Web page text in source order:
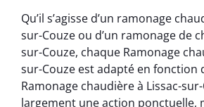
Qu’il s’agisse d’un ramonage
sur-Couze ou d’un ramonage de
sur-Couze, chaque Ramonage
sur-Couze est adapté en fonction
Ramonage chaudière à Lissac-
largement une action ponctuelle,